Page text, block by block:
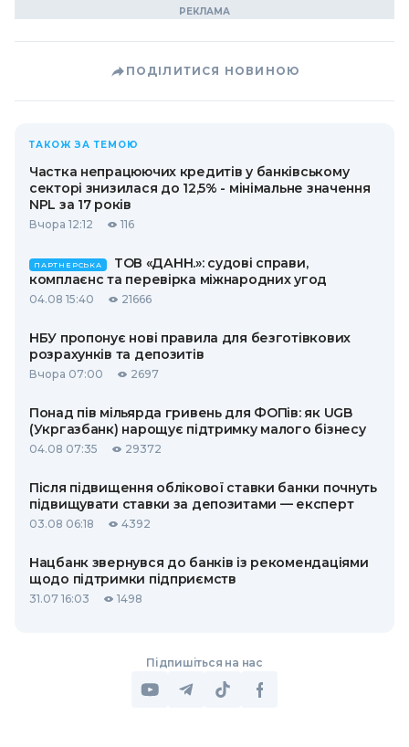
ПОДІЛИТИСЯ НОВИНОЮ
ТАКОЖ ЗА ТЕМОЮ
Частка непрацюючих кредитів у банківському
секторі знизилася до 12,5% - мінімальне значення
NPL за 17 років
Вчора 12:12 116
ПАРТНЕРСЬКА
ТОВ «ДАНН.»: судові справи,
комплаєнс та перевірка міжнародних угод
04.08 15:40 21666
НБУ пропонує нові правила для безготівкових
розрахунків та депозитів
Вчора 07:00 2697
Понад пів мільярда гривень для ФОПів: як UGB
(Укргазбанк) нарощує підтримку малого бізнесу
04.08 07:35 29372
Після підвищення облікової ставки банки почнуть
підвищувати ставки за депозитами — експерт
03.08 06:18 4392
Нацбанк звернувся до банків із рекомендаціями
щодо підтримки підприємств
31.07 16:03 1498
Підпишіться на нас